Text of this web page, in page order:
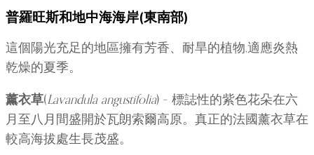
普羅旺斯和地中海海岸(東南部)
這個陽光充足的地區擁有芳香、耐旱的植物,適應炎熱
乾燥的夏季。
薰衣草(Lavandula angustifolia) – 標誌性的紫色花朵在六
月至八月間盛開於瓦朗索爾高原。真正的法國薰衣草在
較高海拔處生長茂盛。